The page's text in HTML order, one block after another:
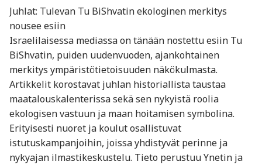
Juhlat: Tulevan Tu BiShvatin ekologinen merkitys
nousee esiin
Israelilaisessa mediassa on tänään nostettu esiin Tu
BiShvatin, puiden uudenvuoden, ajankohtainen
merkitys ympäristötietoisuuden näkökulmasta.
Artikkelit korostavat juhlan historiallista taustaa
maatalouskalenterissa sekä sen nykyistä roolia
ekologisen vastuun ja maan hoitamisen symbolina.
Erityisesti nuoret ja koulut osallistuvat
istutuskampanjoihin, joissa yhdistyvät perinne ja
nykyajan ilmastikeskustelu. Tieto perustuu Ynetin ja